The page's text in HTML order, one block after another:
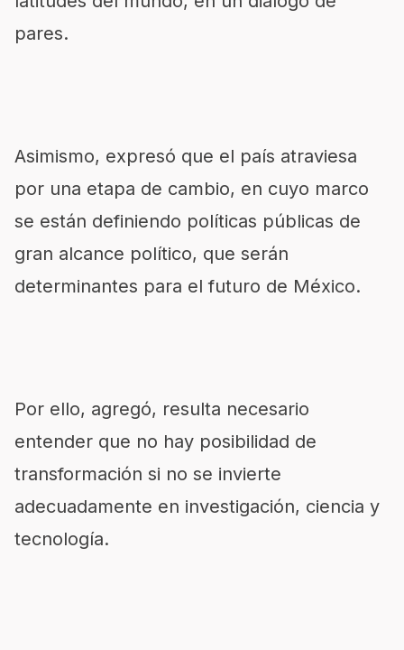
pares.
Asimismo, expresó que el país atraviesa
por una etapa de cambio, en cuyo marco
se están definiendo políticas públicas de
gran alcance político, que serán
determinantes para el futuro de México.
Por ello, agregó, resulta necesario
entender que no hay posibilidad de
transformación si no se invierte
adecuadamente en investigación, ciencia y
tecnología.